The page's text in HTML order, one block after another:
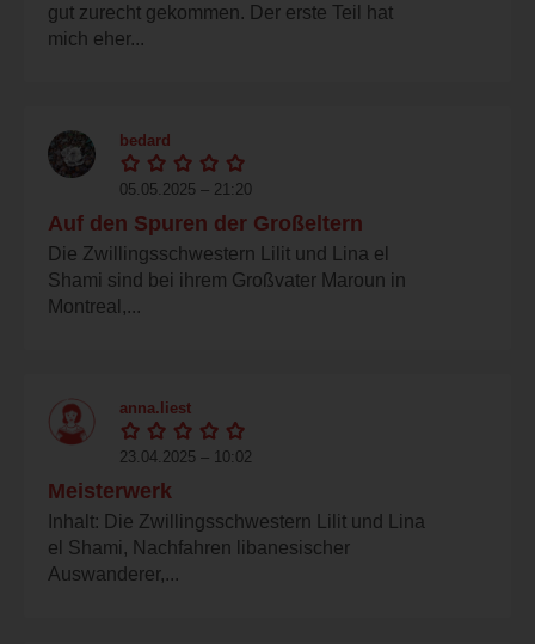
gut zurecht gekommen. Der erste Teil hat
mich eher...
bedard
05.05.2025 – 21:20
Auf den Spuren der Großeltern
Die Zwillingsschwestern Lilit und Lina el
Shami sind bei ihrem Großvater Maroun in
Montreal,...
anna.liest
23.04.2025 – 10:02
Meisterwerk
Inhalt: Die Zwillingsschwestern Lilit und Lina
el Shami, Nachfahren libanesischer
Auswanderer,...